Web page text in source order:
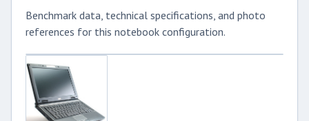
Benchmark data, technical specifications, and photo
references for this notebook configuration.